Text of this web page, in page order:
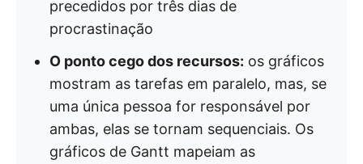
precedidos por três dias de
procrastinação
O ponto cego dos recursos: os gráficos
mostram as tarefas em paralelo, mas, se
uma única pessoa for responsável por
ambas, elas se tornam sequenciais. Os
gráficos de Gantt mapeiam as